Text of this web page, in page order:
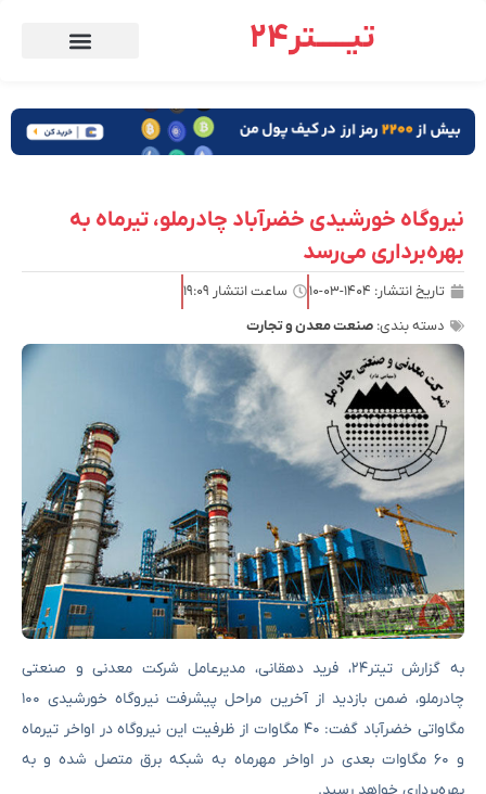
تیـــــتر24
نیروگاه خورشیدی خضرآباد چادرملو، تیرماه به
بهره‌برداری می‌رسد
تاریخ انتشار: ۱۴۰۴-۰۳-۱۰ ساعت انتشار ۱۹:۰۹
دسته بندی: صنعت معدن و تجارت
به گزارش تیتر۲۴، فرید دهقانی، مدیرعامل شرکت معدنی و صنعتی
چادرملو، ضمن بازدید از آخرین مراحل پیشرفت نیروگاه خورشیدی ۱۰۰
مگاواتی خضرآباد گفت: ۴۰ مگاوات از ظرفیت این نیروگاه در اواخر تیرماه
و ۶۰ مگاوات بعدی در اواخر مهرماه به شبکه برق متصل شده و به